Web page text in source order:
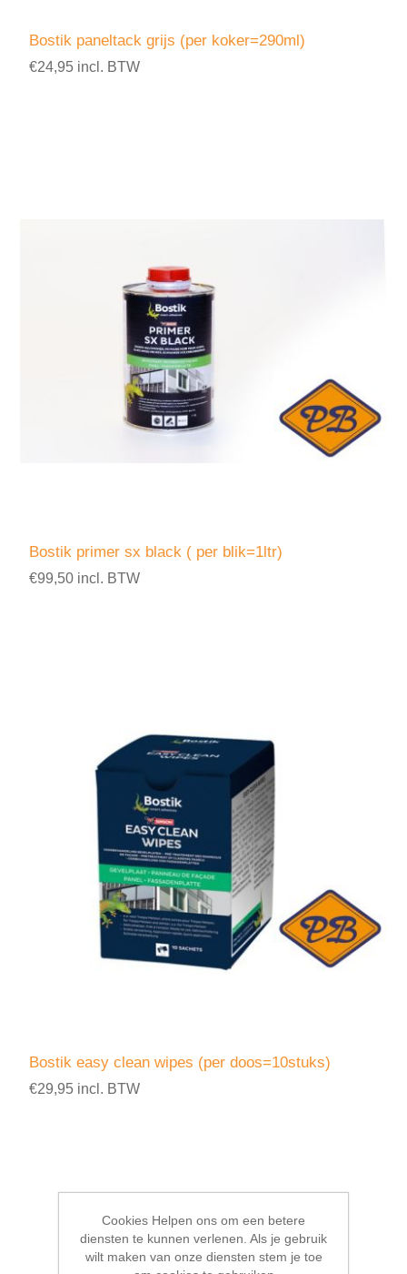
Bostik paneltack grijs (per koker=290ml)
€24,95 incl. BTW
Bostik primer sx black ( per blik=1ltr)
€99,50 incl. BTW
Bostik easy clean wipes (per doos=10stuks)
€29,95 incl. BTW
Cookies Helpen ons om een betere
diensten te kunnen verlenen. Als je gebruik
wilt maken van onze diensten stem je toe